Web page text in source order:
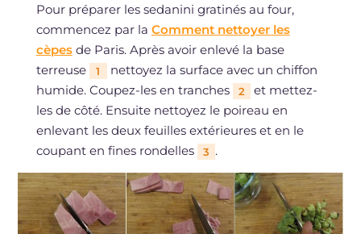
Pour préparer les sedanini gratinés au four,
commencez par la Comment nettoyer les
cèpesde Paris. Après avoir enlevé la base
terreuse
1
nettoyez la surface avec un chiffon
humide. Coupez-les en tranches
2
et mettez-
les de côté. Ensuite nettoyez le poireau en
enlevant les deux feuilles extérieures et en le
coupant en fines rondelles
3 .